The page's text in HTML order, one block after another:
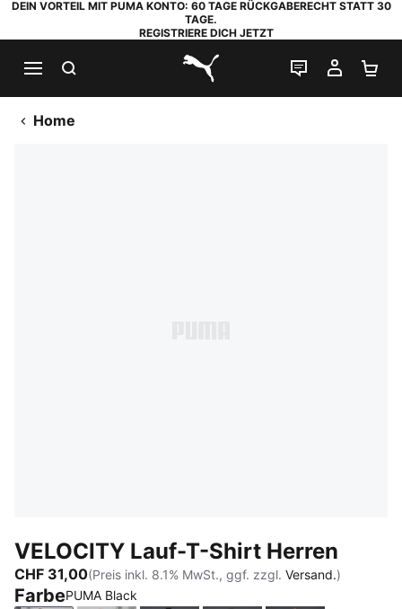
DEIN VORTEIL MIT PUMA KONTO: 60 TAGE RÜCKGABERECHT STATT 30
TAGE.
REGISTRIERE DICH JETZT
PUMA.com
LIVE-CHAT
MEIN
Home
VELOCITY Lauf-T-Shirt Herren
CHF 31,00(Preis inkl. 8.1% MwSt., ggf. zzgl. Versand.)
FarbePUMA Black